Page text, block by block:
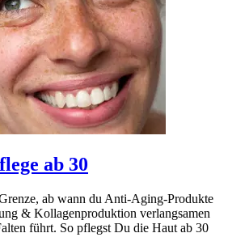
ab 30
ab wann du Anti-Aging-Produkte
& Kollagenproduktion verlangsamen
führt. So pflegst Du die Haut ab 30